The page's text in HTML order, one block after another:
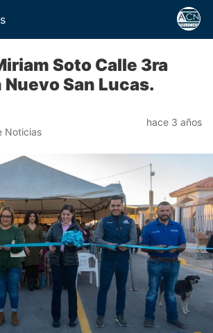
Soto Calle 3ra
San Lucas.
Noticias
hace 3 años